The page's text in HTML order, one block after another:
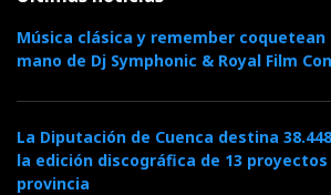
Música clásica y remember coquetean
mano de Dj Symphonic & Royal Film
La Diputación de Cuenca destina
la edición discográfica de 13
provincia